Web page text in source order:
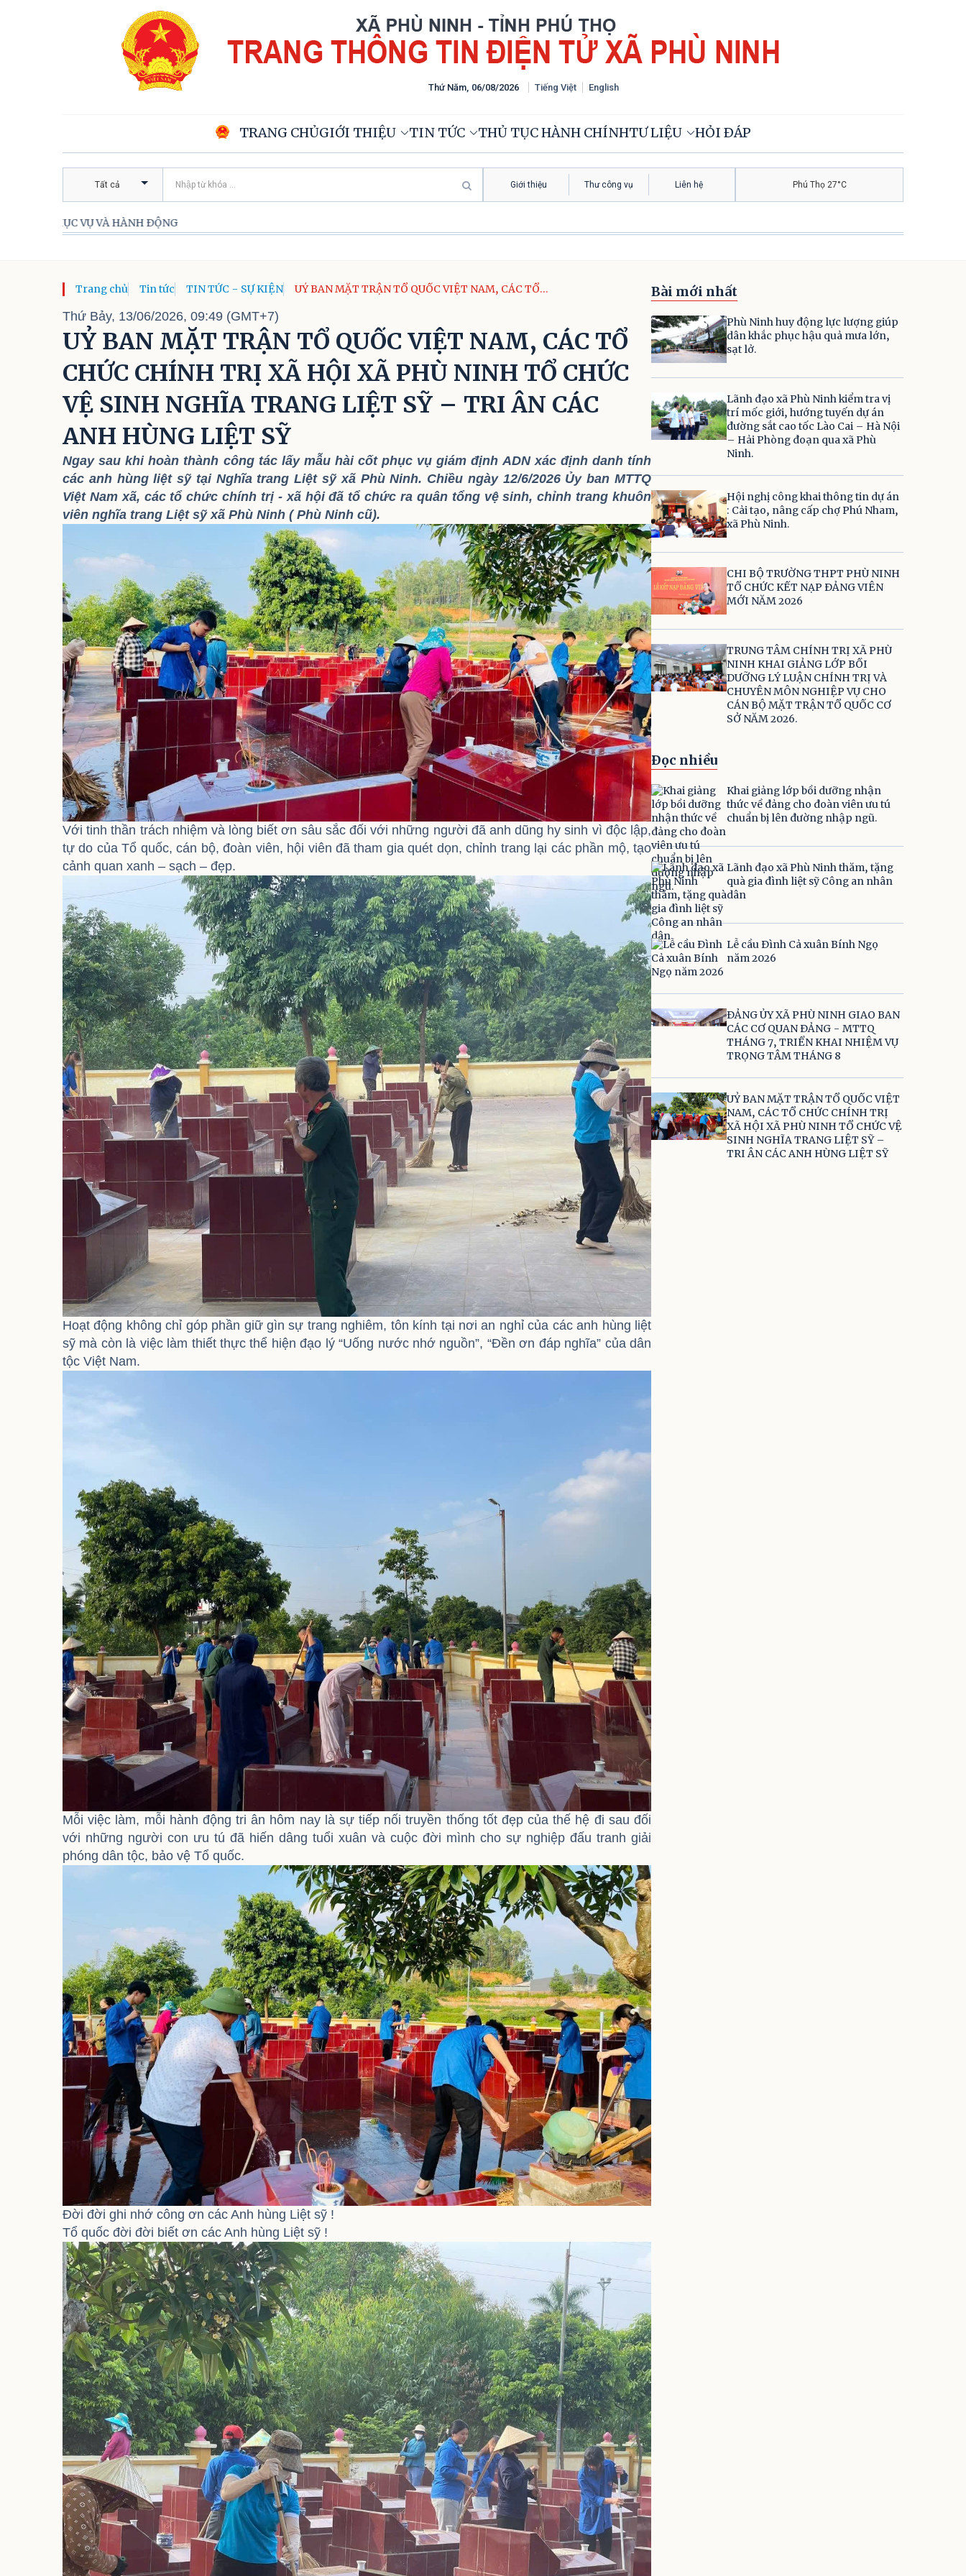
Thứ Năm, 06/08/2026 Tiếng Việt English
TRANG CHỦGIỚI THIỆU TIN TỨC THỦ TỤC HÀNH CHÍNHTƯ LIỆU HỎI ĐÁP
Tất cả Giới thiệu Thư công vụ Liên hệ Phú Thọ 27°C
HÀNH ĐỘNG
Trang chủ Tin tức TIN TỨC - SỰ KIỆN
UỶ BAN MẶT TRẬN TỔ QUỐC VIỆT NAM, CÁC TỔ
HÙNG LIỆT SỸ
Thứ Bảy, 13/06/2026, 09:49 (GMT+7)
UỶ BAN MẶT TRẬN TỔ QUỐC VIỆT NAM, CÁC TỔ
CHỨC CHÍNH TRỊ XÃ HỘI XÃ PHÙ NINH TỔ CHỨC
VỆ SINH NGHĨA TRANG LIỆT SỸ – TRI ÂN CÁC
ANH HÙNG LIỆT SỸ
Ngay sau khi hoàn thành công tác lấy mẫu hài cốt phục vụ giám định ADN xác định danh tính
các anh hùng liệt sỹ tại Nghĩa trang Liệt sỹ xã Phù Ninh. Chiều ngày 12/6/2026 Ủy ban MTTQ
Việt Nam xã, các tổ chức chính trị - xã hội đã tổ chức ra quân tổng vệ sinh, chỉnh trang khuôn
viên nghĩa trang Liệt sỹ xã Phù Ninh ( Phù Ninh cũ).
Với tinh thần trách nhiệm và lòng biết ơn sâu sắc đối với những người đã anh dũng hy sinh vì độc lập,
tự do của Tổ quốc, cán bộ, đoàn viên, hội viên đã tham gia quét dọn, chỉnh trang lại các phần mộ, tạo
cảnh quan xanh – sạch – đẹp.
Hoạt động không chỉ góp phần giữ gìn sự trang nghiêm, tôn kính tại nơi an nghỉ của các anh hùng liệt
sỹ mà còn là việc làm thiết thực thể hiện đạo lý “Uống nước nhớ nguồn”, “Đền ơn đáp nghĩa” của dân
tộc Việt Nam.
Mỗi việc làm, mỗi hành động tri ân hôm nay là sự tiếp nối truyền thống tốt đẹp của thế hệ đi sau đối
với những người con ưu tú đã hiến dâng tuổi xuân và cuộc đời mình cho sự nghiệp đấu tranh giải
phóng dân tộc, bảo vệ Tổ quốc.
Đời đời ghi nhớ công ơn các Anh hùng Liệt sỹ !
Tổ quốc đời đời biết ơn các Anh hùng Liệt sỹ !
Bài mới nhất
Phù Ninh huy động lực lượng giúp
dân khắc phục hậu quả mưa lớn,
sạt lở.
Lãnh đạo xã Phù Ninh kiểm tra vị
trí mốc giới, hướng tuyến dự án
đường sắt cao tốc Lào Cai – Hà Nội
– Hải Phòng đoạn qua xã Phù
Ninh.
Hội nghị công khai thông tin dự án
: Cải tạo, nâng cấp chợ Phú Nham,
xã Phù Ninh.
CHI BỘ TRƯỜNG THPT PHÙ NINH
TỔ CHỨC KẾT NẠP ĐẢNG VIÊN
MỚI NĂM 2026
TRUNG TÂM CHÍNH TRỊ XÃ PHÙ
NINH KHAI GIẢNG LỚP BỒI
DƯỠNG LÝ LUẬN CHÍNH TRỊ VÀ
CHUYÊN MÔN NGHIỆP VỤ CHO
CÁN BỘ MẶT TRẬN TỔ QUỐC CƠ
SỞ NĂM 2026.
Đọc nhiều
Khai giảng lớp bồi dưỡng nhận
thức về đảng cho đoàn viên ưu tú
chuẩn bị lên đường nhập ngũ.
Lãnh đạo xã Phù Ninh thăm, tặng
quà gia đình liệt sỹ Công an nhân
dân
Lễ cầu Đình Cả xuân Bính Ngọ
năm 2026
ĐẢNG ỦY XÃ PHÙ NINH GIAO BAN
CÁC CƠ QUAN ĐẢNG - MTTQ
THÁNG 7, TRIỂN KHAI NHIỆM VỤ
TRỌNG TÂM THÁNG 8
UỶ BAN MẶT TRẬN TỔ QUỐC VIỆT
NAM, CÁC TỔ CHỨC CHÍNH TRỊ
XÃ HỘI XÃ PHÙ NINH TỔ CHỨC VỆ
SINH NGHĨA TRANG LIỆT SỸ –
TRI ÂN CÁC ANH HÙNG LIỆT SỸ